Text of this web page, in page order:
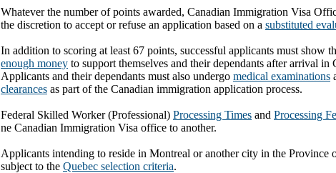
Whatever the number of points awarded, Canadian Immigration Visa
the discretion to accept or refuse an application based o­n a substituted
In addition to scoring at least 67 points, successful applicants must show
enough money to support themselves and their dependants after arrival in
Applicants and their dependants must also undergo medical examinations
clearances as part of the Canadian immigration application process.
Federal Skilled Worker (Professional) Processing Times and Processing
ne Canadian Immigration Visa office to another.
Applicants intending to reside in Montreal or another city in the Province
subject to the Quebec selection criteria.